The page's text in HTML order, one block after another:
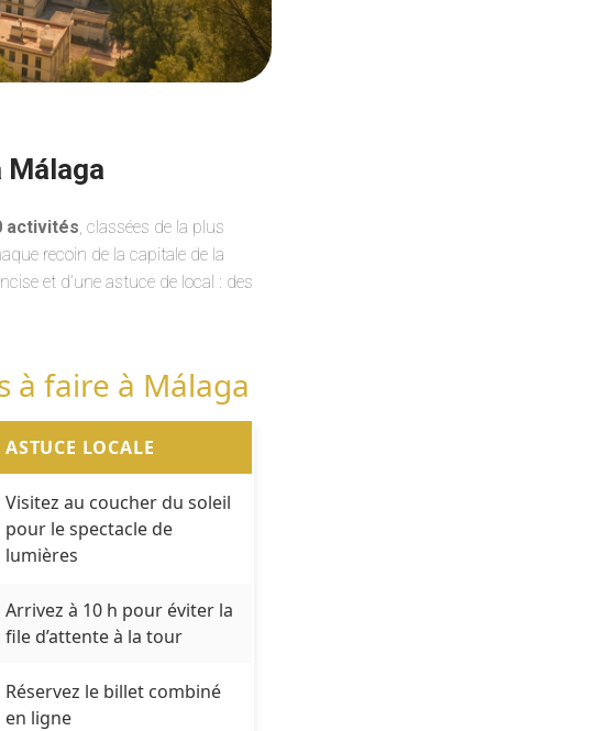
Málaga
activités, classées de la plus
recoin de la capitale de la
et d’une astuce de local : des
à faire à Málaga
ASTUCE LOCALE
Visitez au coucher du soleil
pour le spectacle de
lumières
Arrivez à 10 h pour éviter la
file d’attente à la tour
Réservez le billet combiné
en ligne